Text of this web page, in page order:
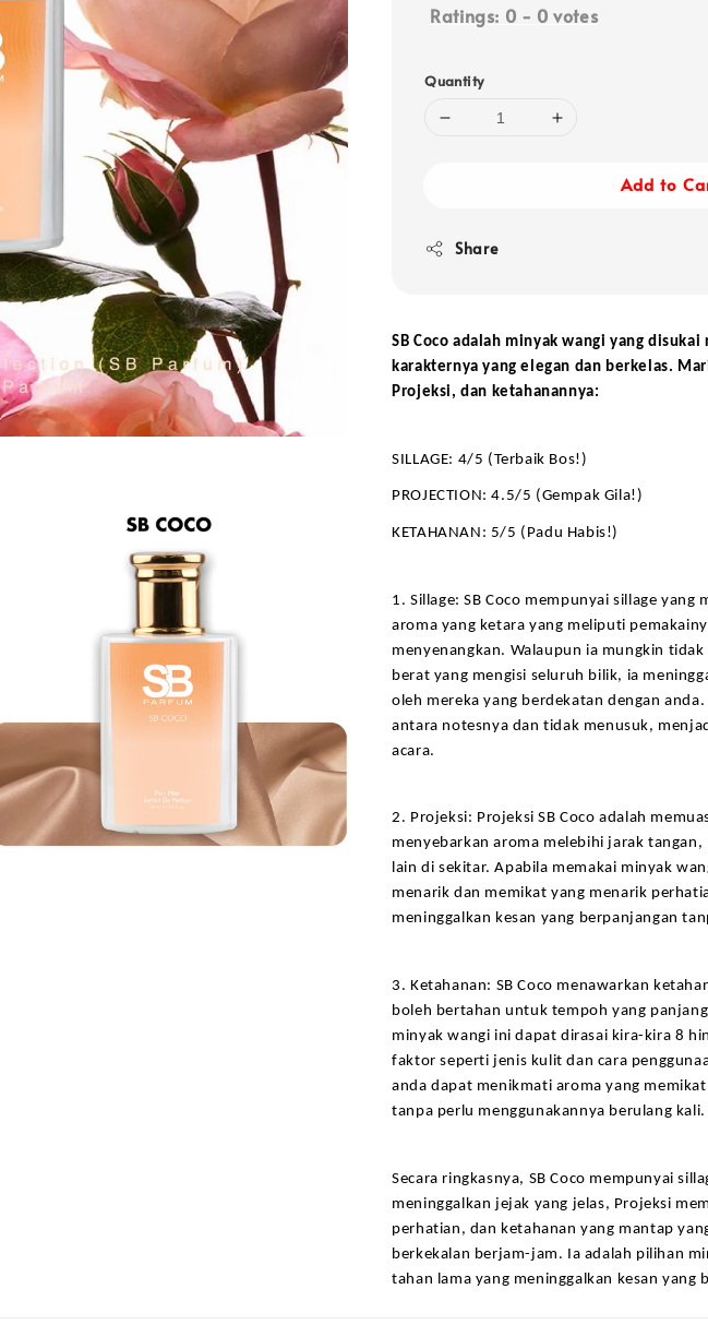
Ratings: 0 - 0 votes
Quantity
Add to
Share
SB Coco adalah minyak wangi yang
karakternya yang elegan dan berkelas.
Projeksi, dan ketahanannya:
SILLAGE: 4/5 (Terbaik Bos!)
PROJECTION: 4.5/5 (Gempak Gila!)
KETAHANAN: 5/5 (Padu Habis!)
1. Sillage: SB Coco mempunyai sillage yang
aroma yang ketara yang meliputi
menyenangkan. Walaupun ia mungkin
berat yang mengisi seluruh bilik, ia
oleh mereka yang berdekatan dengan anda.
antara notesnya dan tidak menusuk,
acara.
2. Projeksi: Projeksi SB Coco adalah
menyebarkan aroma melebihi jarak
lain di sekitar. Apabila memakai minyak
menarik dan memikat yang menarik
meninggalkan kesan yang berpanjangan
3. Ketahanan: SB Coco menawarkan
boleh bertahan untuk tempoh yang
minyak wangi ini dapat dirasai kira-kira 8
faktor seperti jenis kulit dan cara
anda dapat menikmati aroma yang
tanpa perlu menggunakannya berulang kali.
Secara ringkasnya, SB Coco mempunyai
meninggalkan jejak yang jelas, Projeksi
perhatian, dan ketahanan yang mantap
berkekalan berjam-jam. Ia adalah pilihan
tahan lama yang meninggalkan kesan yang